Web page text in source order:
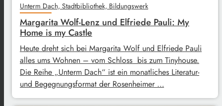
Unterm Dach, Stadtbibliothek, Bildungswerk
Margarita Wolf-Lenz und Elfriede Pauli: My
Home is my Castle
Heute dreht sich bei Margarita Wolf und Elfriede Pauli
alles ums Wohnen – vom Schloss bis zum Tinyhouse.
Die Reihe „Unterm Dach“ ist ein monatliches Literatur-
und Begegnungsformat der Rosenheimer …